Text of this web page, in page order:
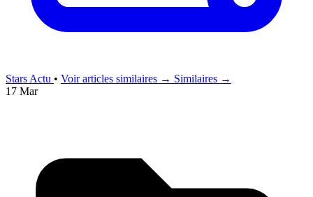
Stars Actu • Voir articles similaires → Similaires →
17 Mar